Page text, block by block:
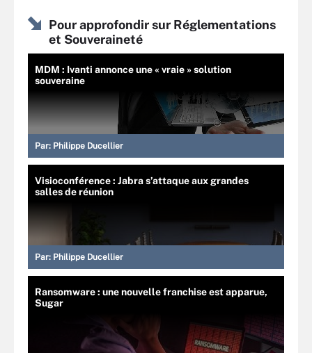
Pour approfondir sur Réglementations
et Souveraineté
MDM : Ivanti annonce une « vraie » solution
souveraine
Par: Philippe Ducellier
Visioconférence : Jabra s’attaque aux grandes
salles de réunion
Par: Philippe Ducellier
Ransomware : une nouvelle franchise est apparue,
Sugar